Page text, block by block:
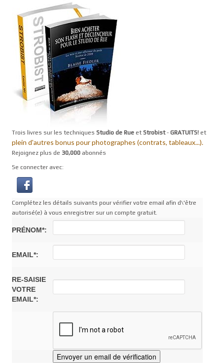
Trois livres sur les techniques Studio de Rue et Strobist- GRATUITS! et
plein d'autres bonus pour photographes (contrats, tableaux...).
Rejoignez plus de 30,000 abonnés
Se connecter avec:
Complétez les détails suivants pour vérifier votre email afin d\'être
autorisé(e) à vous enregistrer sur un compte gratuit.
PRÉNOM*:
EMAIL*:
RE-SAISIE
VOTRE
EMAIL*: